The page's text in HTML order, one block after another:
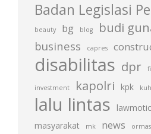
Badan Legislasi
beauty bg blog budi
business capres
disabilitas dpr
investment kapolri kpk
lalu lintas
masyarakat mk news ormas